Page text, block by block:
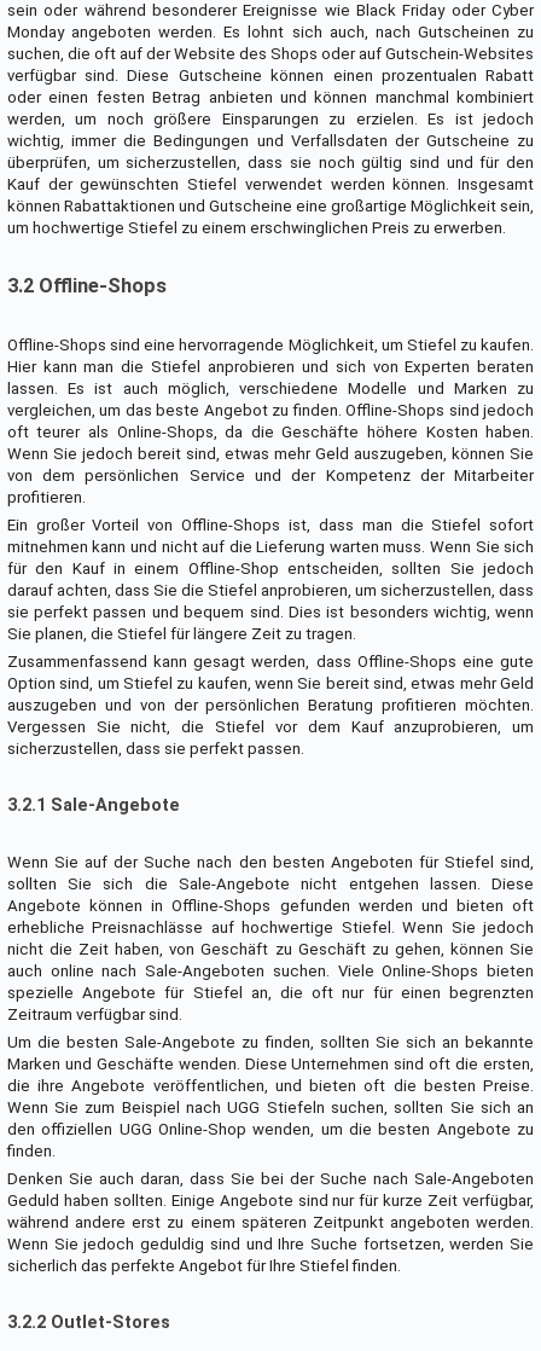
sein oder während besonderer Ereignisse wie Black Friday oder Cyber
Monday angeboten werden. Es lohnt sich auch, nach Gutscheinen zu
suchen, die oft auf der Website des Shops oder auf Gutschein-Websites
verfügbar sind. Diese Gutscheine können einen prozentualen Rabatt
oder einen festen Betrag anbieten und können manchmal kombiniert
werden, um noch größere Einsparungen zu erzielen. Es ist jedoch
wichtig, immer die Bedingungen und Verfallsdaten der Gutscheine zu
überprüfen, um sicherzustellen, dass sie noch gültig sind und für den
Kauf der gewünschten Stiefel verwendet werden können. Insgesamt
können Rabattaktionen und Gutscheine eine großartige Möglichkeit sein,
um hochwertige Stiefel zu einem erschwinglichen Preis zu erwerben.
3.2 Offline-Shops
Offline-Shops sind eine hervorragende Möglichkeit, um Stiefel zu kaufen.
Hier kann man die Stiefel anprobieren und sich von Experten beraten
lassen. Es ist auch möglich, verschiedene Modelle und Marken zu
vergleichen, um das beste Angebot zu finden. Offline-Shops sind jedoch
oft teurer als Online-Shops, da die Geschäfte höhere Kosten haben.
Wenn Sie jedoch bereit sind, etwas mehr Geld auszugeben, können Sie
von dem persönlichen Service und der Kompetenz der Mitarbeiter
profitieren.
Ein großer Vorteil von Offline-Shops ist, dass man die Stiefel sofort
mitnehmen kann und nicht auf die Lieferung warten muss. Wenn Sie sich
für den Kauf in einem Offline-Shop entscheiden, sollten Sie jedoch
darauf achten, dass Sie die Stiefel anprobieren, um sicherzustellen, dass
sie perfekt passen und bequem sind. Dies ist besonders wichtig, wenn
Sie planen, die Stiefel für längere Zeit zu tragen.
Zusammenfassend kann gesagt werden, dass Offline-Shops eine gute
Option sind, um Stiefel zu kaufen, wenn Sie bereit sind, etwas mehr Geld
auszugeben und von der persönlichen Beratung profitieren möchten.
Vergessen Sie nicht, die Stiefel vor dem Kauf anzuprobieren, um
sicherzustellen, dass sie perfekt passen.
3.2.1 Sale-Angebote
Wenn Sie auf der Suche nach den besten Angeboten für Stiefel sind,
sollten Sie sich die Sale-Angebote nicht entgehen lassen. Diese
Angebote können in Offline-Shops gefunden werden und bieten oft
erhebliche Preisnachlässe auf hochwertige Stiefel. Wenn Sie jedoch
nicht die Zeit haben, von Geschäft zu Geschäft zu gehen, können Sie
auch online nach Sale-Angeboten suchen. Viele Online-Shops bieten
spezielle Angebote für Stiefel an, die oft nur für einen begrenzten
Zeitraum verfügbar sind.
Um die besten Sale-Angebote zu finden, sollten Sie sich an bekannte
Marken und Geschäfte wenden. Diese Unternehmen sind oft die ersten,
die ihre Angebote veröffentlichen, und bieten oft die besten Preise.
Wenn Sie zum Beispiel nach UGG Stiefeln suchen, sollten Sie sich an
den offiziellen UGG Online-Shop wenden, um die besten Angebote zu
finden.
Denken Sie auch daran, dass Sie bei der Suche nach Sale-Angeboten
Geduld haben sollten. Einige Angebote sind nur für kurze Zeit verfügbar,
während andere erst zu einem späteren Zeitpunkt angeboten werden.
Wenn Sie jedoch geduldig sind und Ihre Suche fortsetzen, werden Sie
sicherlich das perfekte Angebot für Ihre Stiefel finden.
3.2.2 Outlet-Stores